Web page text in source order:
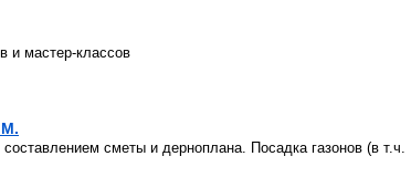
и мастер-классов
М.
сметы и дерноплана. Посадка газонов (в т.ч.